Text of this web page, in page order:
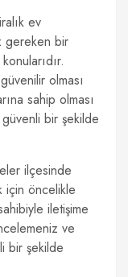
ev
gereken bir
olması
sahip olması
bir şekilde
ilçesinde
için öncelikle
iletişime
ve
bir şekilde